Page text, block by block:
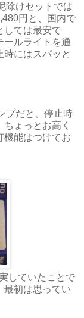
除けセットでは
円と、国内で
しては最安で
ールライトを通
にはスパッと
プだと、停止時
ょっとお高く
機能はつけてお
していたことで
最初は思ってい